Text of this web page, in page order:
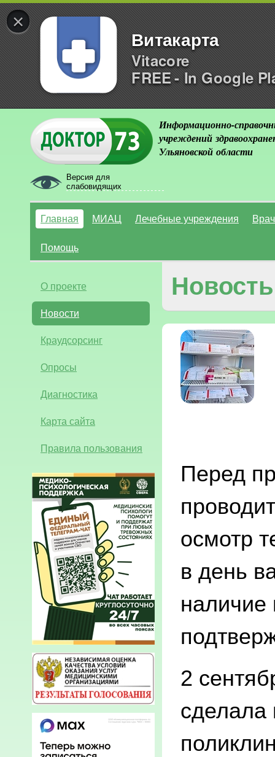
×
Витакарта
Vitacore
FREE - In Google
Версия для
слабовидящих
Информационно-
учреждений
Ульяновской области
Главная МИАЦ Лечебные учреждения
Помощь
О проекте
Новости
Краудсорсинг
Опросы
Диагностика
Карта сайта
Правила пользования
Новость
Перед
осмотр
в день
наличие
2
сделала